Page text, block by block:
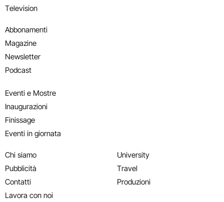
Television
Abbonamenti
Magazine
Newsletter
Podcast
Eventi e Mostre
Inaugurazioni
Finissage
Eventi in giornata
Chi siamo
Pubblicità
Contatti
Lavora con noi
University
Travel
Produzioni